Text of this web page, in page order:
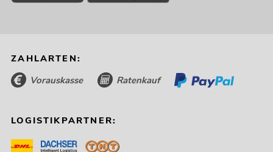
ZAHLARTEN:
Vorauskasse
Ratenkauf
LOGISTIKPARTNER: